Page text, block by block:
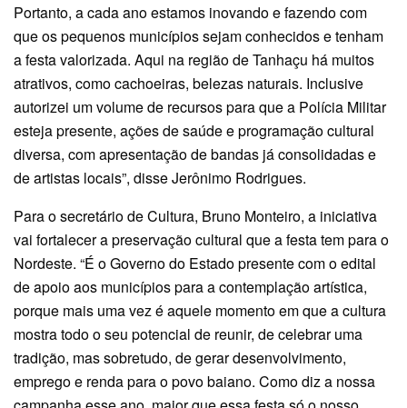
Portanto, a cada ano estamos inovando e fazendo com
que os pequenos municípios sejam conhecidos e tenham
a festa valorizada. Aqui na região de Tanhaçu há muitos
atrativos, como cachoeiras, belezas naturais. Inclusive
autorizei um volume de recursos para que a Polícia Militar
esteja presente, ações de saúde e programação cultural
diversa, com apresentação de bandas já consolidadas e
de artistas locais”, disse Jerônimo Rodrigues.
Para o secretário de Cultura, Bruno Monteiro, a iniciativa
vai fortalecer a preservação cultural que a festa tem para o
Nordeste. “É o Governo do Estado presente com o edital
de apoio aos municípios para a contemplação artística,
porque mais uma vez é aquele momento em que a cultura
mostra todo o seu potencial de reunir, de celebrar uma
tradição, mas sobretudo, de gerar desenvolvimento,
emprego e renda para o povo baiano. Como diz a nossa